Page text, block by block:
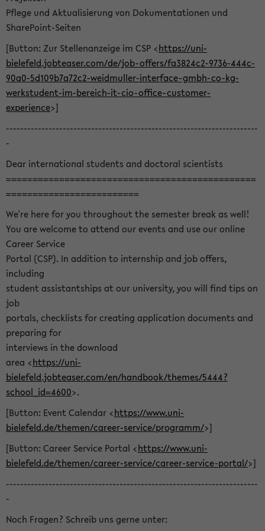
Pflege und Aktualisierung von Dokumentationen und
SharePoint-Seiten
[Button: Zur Stellenanzeige im CSP <https://uni-
bielefeld.jobteaser.com/de/job-offers/fa3824c2-9736-444c-
90a0-5d109b7a72c2-weidmuller-interface-gmbh-co-kg-
werkstudent-im-bereich-it-cio-office-customer-
experience>]
-----------------------------------------------------------------------
-
Dear international students and doctoral scientists
===============================================
=========================
We're here for you throughout the semester break as well!
You are welcome to attend our events and use our online
Career Service
Portal (CSP). In addition to internship and job offers,
including
student assistantships at our university, you will find tips on
job
portals, checklists for creating application documents and
preparing for
interviews in the download
area <https://uni-
bielefeld.jobteaser.com/en/handbook/themes/5444?
school_id=4600>.
[Button: Event Calendar <https://www.uni-
bielefeld.de/themen/career-service/programm/>]
[Button: Career Service Portal <https://www.uni-
bielefeld.de/themen/career-service/career-service-portal/>]
-----------------------------------------------------------------------
-
Noch Fragen? Schreib uns gerne unter: